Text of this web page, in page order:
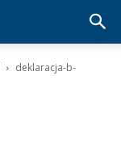
deklaracja-b-